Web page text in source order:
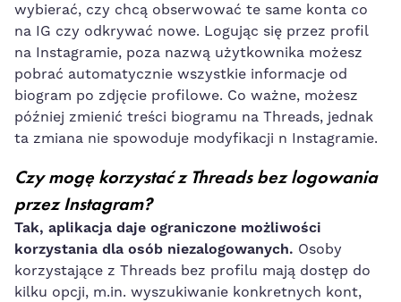
wybierać, czy chcą obserwować te same konta co
na IG czy odkrywać nowe. Logując się przez profil
na Instagramie, poza nazwą użytkownika możesz
pobrać automatycznie wszystkie informacje od
biogram po zdjęcie profilowe. Co ważne, możesz
później zmienić treści biogramu na Threads, jednak
ta zmiana nie spowoduje modyfikacji n Instagramie.
Czy mogę korzystać z Threads bez logowania
przez Instagram?
Tak, aplikacja daje ograniczone możliwości
korzystania dla osób niezalogowanych. Osoby
korzystające z Threads bez profilu mają dostęp do
kilku opcji, m.in. wyszukiwanie konkretnych kont,